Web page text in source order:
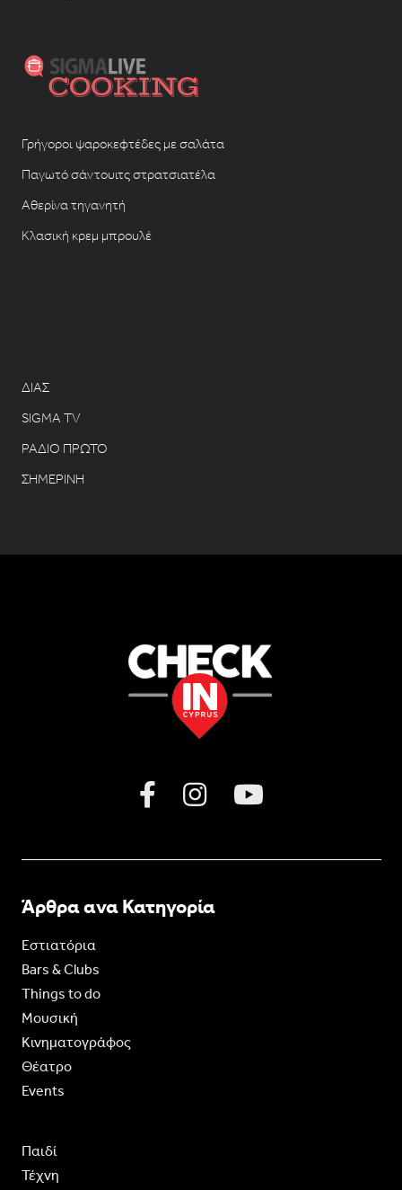
Γρήγοροι ψαροκεφτέδες με σαλάτα
Παγωτό σάντουιτς στρατσιατέλα
Αθερίνα τηγανητή
Κλασική κρεμ μπρουλέ
ΔΙΑΣ
SIGMA TV
ΡΑΔΙΟ ΠΡΩΤΟ
ΣΗΜΕΡΙΝΗ
Άρθρα ανα Κατηγορία
Εστιατόρια
Bars & Clubs
Things to do
Moυσική
Κινηματογράφος
Θέατρο
Events
Παιδί
Τέχνη